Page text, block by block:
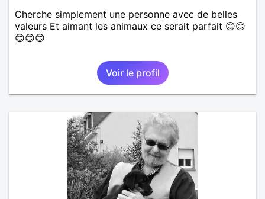
Cherche simplement une personne avec de belles
valeurs Et aimant les animaux ce serait parfait 😊😊
😊😊😊
Voir le profil